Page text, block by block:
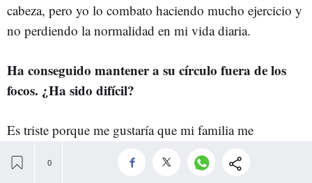
cabeza, pero yo lo combato haciendo mucho ejercicio y
no perdiendo la normalidad en mi vida diaria.
Ha conseguido mantener a su círculo fuera de los
focos. ¿Ha sido difícil?
Es triste porque me gustaría que mi familia me
Complutense, todo el mundo iba con su familia... Pero,